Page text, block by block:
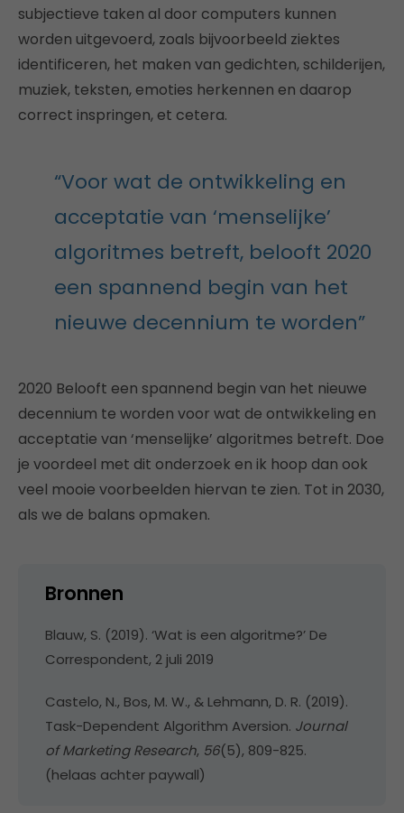
subjectieve taken al door computers kunnen
worden uitgevoerd, zoals bijvoorbeeld ziektes
identificeren, het maken van gedichten, schilderijen,
muziek, teksten, emoties herkennen en daarop
correct inspringen, et cetera.
“Voor wat de ontwikkeling en
acceptatie van ‘menselijke’
algoritmes betreft, belooft 2020
een spannend begin van het
nieuwe decennium te worden”
2020 Belooft een spannend begin van het nieuwe
decennium te worden voor wat de ontwikkeling en
acceptatie van ‘menselijke’ algoritmes betreft. Doe
je voordeel met dit onderzoek en ik hoop dan ook
veel mooie voorbeelden hiervan te zien. Tot in 2030,
als we de balans opmaken.
Bronnen
Blauw, S. (2019). ‘Wat is een algoritme?’ De
Correspondent, 2 juli 2019
Castelo, N., Bos, M. W., & Lehmann, D. R. (2019).
Task-Dependent Algorithm Aversion. Journal
of Marketing Research, 56(5), 809-825.
(helaas achter paywall)